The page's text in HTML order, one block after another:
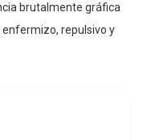
brutalmente gráfica
repulsivo y